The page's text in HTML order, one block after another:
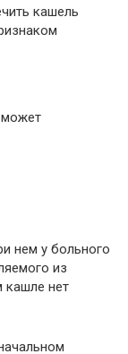
кашель
может
нем у больного
из
кашле нет